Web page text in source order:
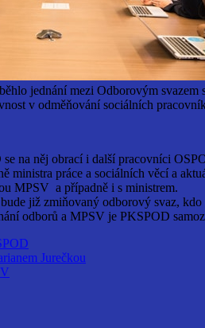
jednání mezi Odborovým
v odměňování sociálních
něj obrací i další pracovníci
práce a sociálních věcí a
MPSV a případně i s ministrem.
již zmiňovaný odborový svaz, kdo
odborů a MPSV je PKSPOD
Jurečkou